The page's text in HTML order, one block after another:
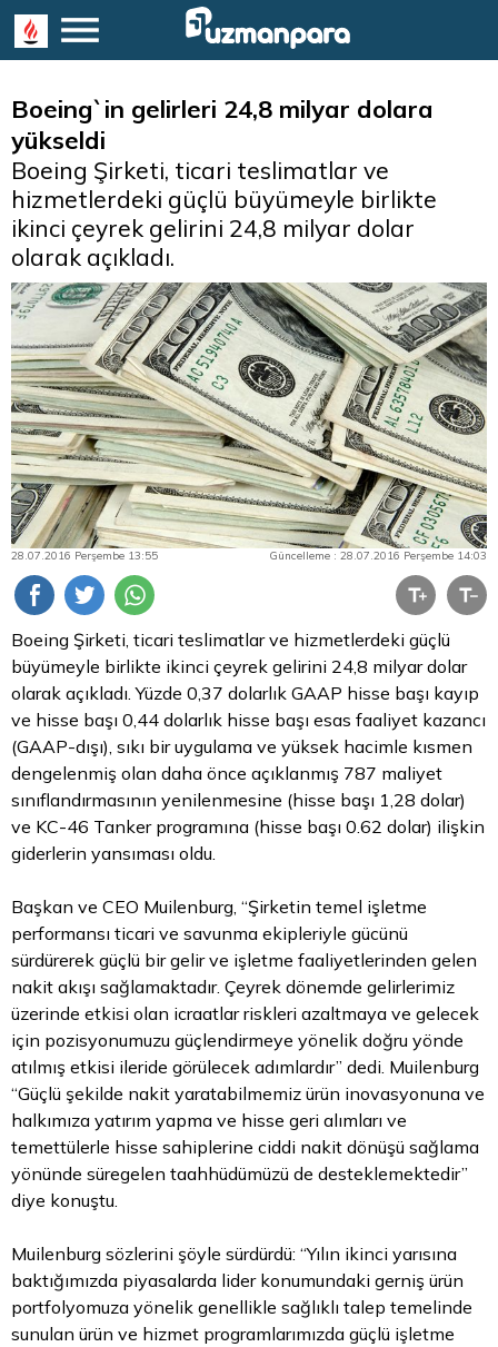
Boeing`in gelirleri 24,8 milyar dolara
yükseldi
Boeing Şirketi, ticari teslimatlar ve
hizmetlerdeki güçlü büyümeyle birlikte
ikinci çeyrek gelirini 24,8 milyar dolar
olarak açıkladı.
28.07.2016 Perşembe 13:55 Güncelleme : 28.07.2016 Perşembe 14:03
Boeing Şirketi, ticari teslimatlar ve hizmetlerdeki güçlü
büyümeyle birlikte ikinci çeyrek gelirini 24,8 milyardolar
olarak açıkladı. Yüzde 0,37 dolarlık GAAP hisse başı kayıp
ve hisse başı 0,44 dolarlık hisse başı esas faaliyet kazancı
(GAAP-dışı), sıkı bir uygulama ve yüksek hacimle kısmen
dengelenmiş olan daha önce açıklanmış 787 maliyet
sınıflandırmasının yenilenmesine (hisse başı 1,28 dolar)
ve KC-46 Tanker programına (hisse başı 0.62 dolar) ilişkin
giderlerin yansıması oldu.
Başkan ve CEO Muilenburg, “Şirketin temel işletme
performansı ticari ve savunma ekipleriyle gücünü
sürdürerek güçlü bir gelir ve işletme faaliyetlerinden gelen
nakit akışı sağlamaktadır. Çeyrek dönemde gelirlerimiz
üzerinde etkisi olan icraatlar riskleri azaltmaya ve gelecek
için pozisyonumuzu güçlendirmeye yönelik doğru yönde
atılmış etkisi ileride görülecek adımlardır” dedi. Muilenburg
“Güçlü şekilde nakit yaratabilmemiz ürün inovasyonuna ve
halkımıza yatırım yapma ve hisse geri alımları ve
temettülerle hisse sahiplerine ciddi nakit dönüşü sağlama
yönünde süregelen taahhüdümüzü de desteklemektedir”
diye konuştu.
Muilenburg sözlerini şöyle sürdürdü: “Yılın ikinci yarısına
baktığımızda piyasalarda lider konumundaki gerniş ürün
portfolyomuza yönelik genellikle sağlıklı talep temelinde
sunulan ürün ve hizmet programlarımızda güçlü işletme